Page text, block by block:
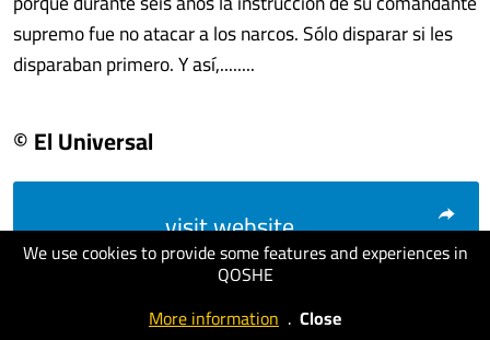
We use cookies to provide some features and experiences in
QOSHE
More information . Close
supremo fue no atacar a los narcos. Sólo disparar si les
disparaban primero. Y así,........
© El Universal
visit website